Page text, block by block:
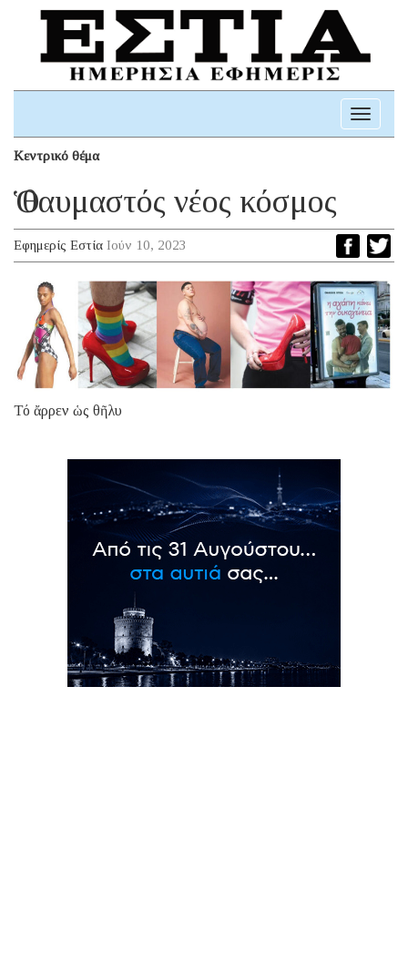
Toggle
Κεντρικό θέμα
Ὁ θαυμαστός νέος κόσμος
Εφημερίς Εστία Ιούν 10, 2023
Τό ἄρρεν ὡς θῆλυ